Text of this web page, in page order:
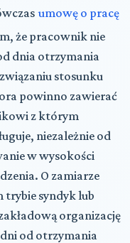
umowę o pracę
że pracownik nie
dnia otrzymania
stosunku
powinno zawierać
z którym
niezależnie od
w wysokości
O zamiarze
trybie syndyk lub
organizację
od otrzymania